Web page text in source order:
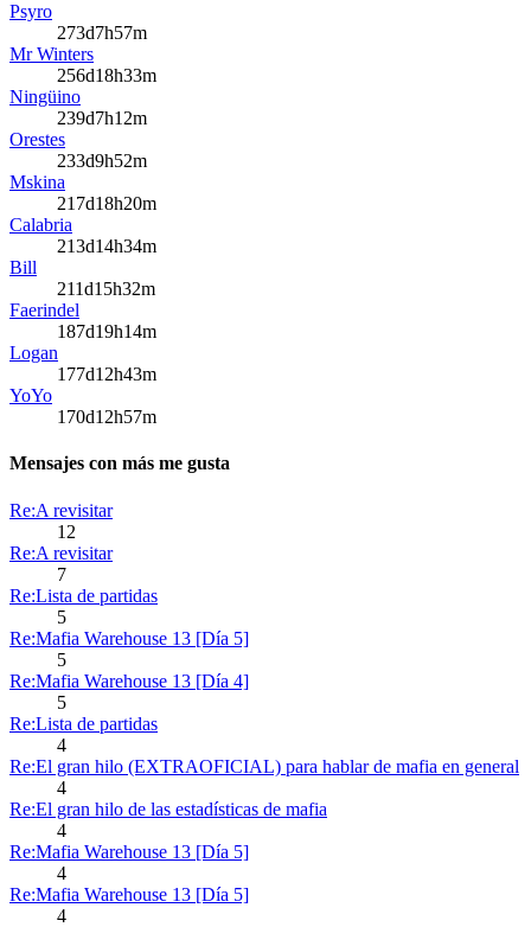
Psyro
273d7h57m
Mr Winters
256d18h33m
Ningüino
239d7h12m
Orestes
233d9h52m
Mskina
217d18h20m
Calabria
213d14h34m
Bill
211d15h32m
Faerindel
187d19h14m
Logan
177d12h43m
YoYo
170d12h57m
Mensajes con más me gusta
Re:A revisitar
12
Re:A revisitar
7
Re:Lista de partidas
5
Re:Mafia Warehouse 13 [Día 5]
5
Re:Mafia Warehouse 13 [Día 4]
5
Re:Lista de partidas
4
Re:El gran hilo (EXTRAOFICIAL) para hablar de mafia en general
4
Re:El gran hilo de las estadísticas de mafia
4
Re:Mafia Warehouse 13 [Día 5]
4
Re:Mafia Warehouse 13 [Día 5]
4